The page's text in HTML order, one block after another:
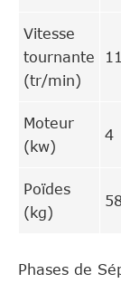
Vitesse
tournante
(tr/min)
Moteur
(kw)
4
Poïdes
(kg)
Phases de